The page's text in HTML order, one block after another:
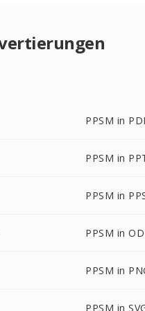
PPSM in
PPSM in
PPSM in
PPSM in
PPSM in
PPSM in